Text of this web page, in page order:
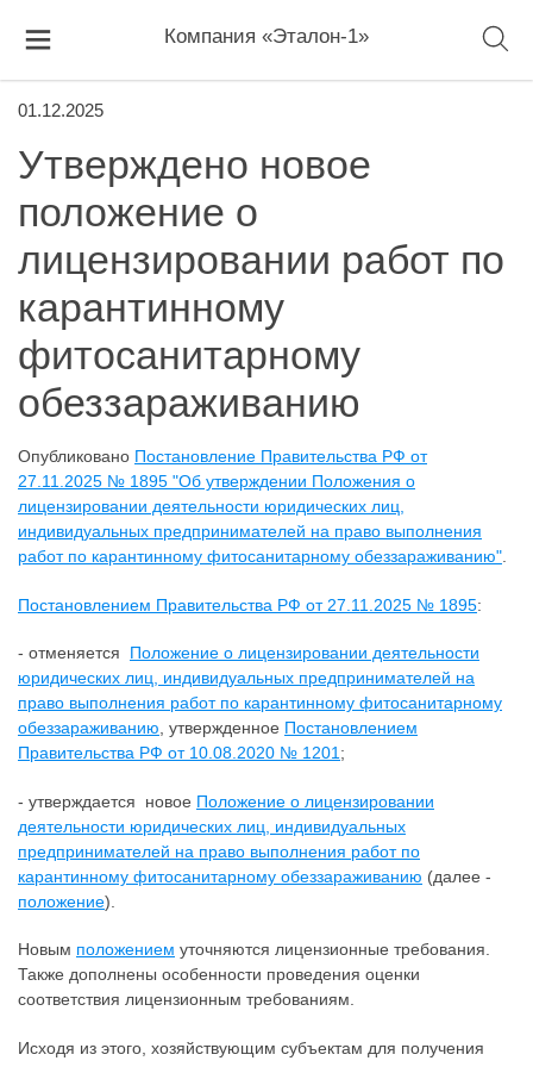
Компания «Эталон-1»
01.12.2025
Утверждено новое
положение о
лицензировании работ по
карантинному
фитосанитарному
обеззараживанию
Опубликовано Постановление Правительства РФ от
27.11.2025 № 1895 "Об утверждении Положения о
лицензировании деятельности юридических лиц,
индивидуальных предпринимателей на право выполнения
работ по карантинному фитосанитарному обеззараживанию"
Постановлением Правительства РФ от 27.11.2025 № 1895:
- отменяется Положение о лицензировании деятельности
юридических лиц, индивидуальных предпринимателей на
право выполнения работ по карантинному фитосанитарному
обеззараживанию , утвержденное Постановлением
Правительства РФ от 10.08.2020 № 1201 ;
- утверждается новое Положение о лицензировании
деятельности юридических лиц, индивидуальных
предпринимателей на право выполнения работ по
карантинному фитосанитарному обеззараживанию (далее -
положение).
Новым положением уточняются лицензионные требования.
Также дополнены особенности проведения оценки
соответствия лицензионным требованиям.
Исходя из этого, хозяйствующим субъектам для получения